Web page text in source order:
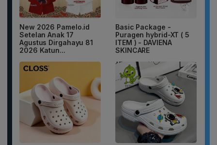
New 2026 Pamelo.id
Setelan Anak 17
Agustus Dirgahayu 81
2026 Katun...
Basic Package -
Puragen hybrid-XT ( 5
ITEM ) - DAVIENA
SKINCARE